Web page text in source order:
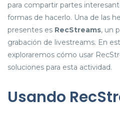
para compartir partes
formas de hacerlo. Una de las
presentes es RecStreams, un
grabación de livestreams. En
exploraremos cómo usar
soluciones para esta actividad.
Usando